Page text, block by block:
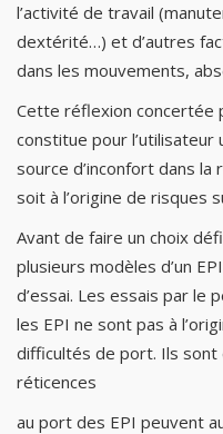
l’activité de travail
dextérité…) et d’autres
dans les mouvements,
Cette réflexion concertée
constitue pour l’utilisateur
source d’inconfort dans
soit à l’origine de risques
Avant de faire un choix
plusieurs modèles d’un
d’essai. Les essais par le
les EPI ne sont pas à
difficultés de port. Ils sont
réticences
au port des EPI peuvent